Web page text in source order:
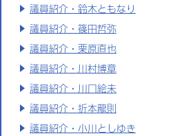
議員紹介・鈴木ともなり
議員紹介・篠田哲弥
議員紹介・栗原直也
議員紹介・川村博章
議員紹介・川口絵未
議員紹介・折本龍則
議員紹介・小川としゆき